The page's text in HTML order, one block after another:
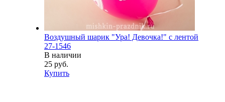
Воздушный шарик "Ура! Девочка!" с лентой
27-1546
В наличии
25 руб.
Купить